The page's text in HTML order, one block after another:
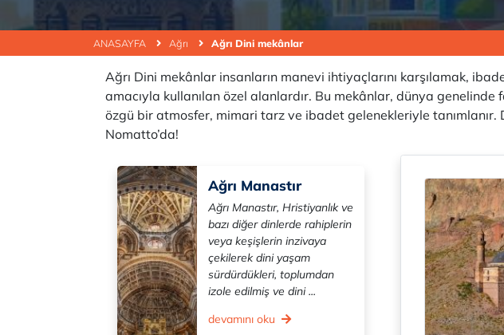
ANASAYFA Ağrı Ağrı Dini mekânlar
Ağrı Dini mekânlar insanların manevi ihtiyaçlarını karşılamak,
amacıyla kullanılan özel alanlardır. Bu mekânlar, dünya
özgü bir atmosfer, mimari tarz ve ibadet gelenekleriyle
Nomatto’da!
Ağrı Manastır
Ağrı Manastır, Hristiyanlık ve
bazı diğer dinlerde rahiplerin
veya keşişlerin inzivaya
çekilerek dini yaşam
sürdürdükleri, toplumdan
izole edilmiş ve dini ...
devamını oku